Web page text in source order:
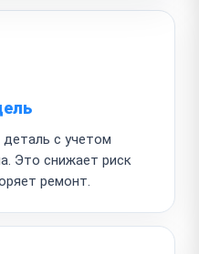
с учетом
Это снижает риск
ремонт.